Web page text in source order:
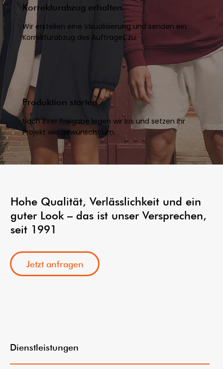
Korrekturabzug erhalten
Wir erstellen eine Visualisierung und senden ein
Korrekturabzug des Auftrages zu.
Produktion starten
Nach Ihrer Freigabe legen wir los und setzen Ihr
Projekt wie gewünscht um.
Hohe Qualität, Verlässlichkeit und ein
guter Look – das ist unser Versprechen,
seit 1991
Jetzt anfragen
Dienstleistungen